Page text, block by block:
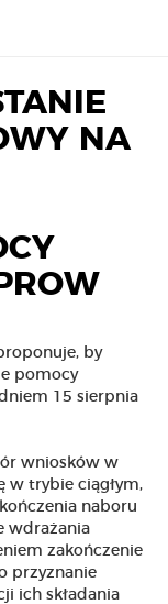
NA
by
pomocy
15 sierpnia
wniosków w
w trybie ciągłym,
naboru
wdrażania
zakończenie
przyznanie
ich składania